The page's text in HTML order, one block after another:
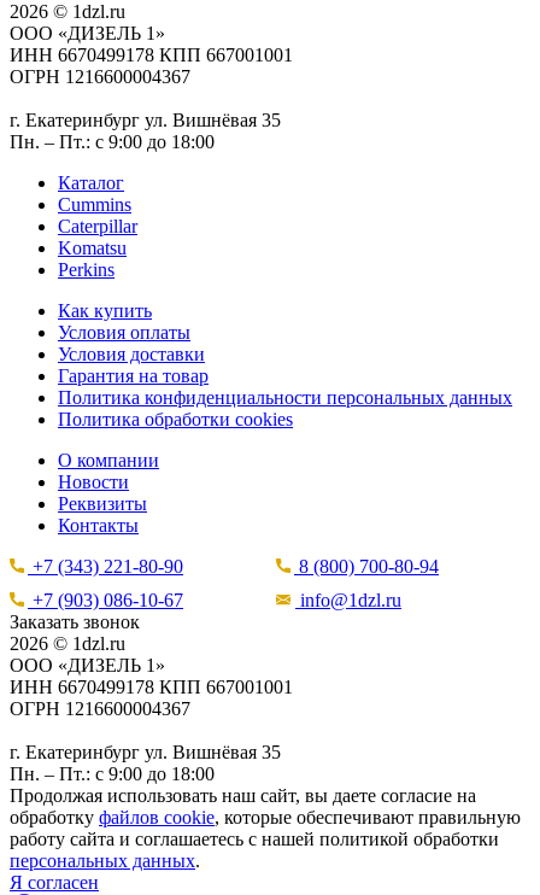
2026 © 1dzl.ru
ООО «ДИЗЕЛЬ 1»
ИНН 6670499178 КПП 667001001
ОГРН 1216600004367
г. Екатеринбург ул. Вишнёвая 35
Пн. – Пт.: с 9:00 до 18:00
Каталог
Cummins
Caterpillar
Komatsu
Perkins
Как купить
Условия оплаты
Условия доставки
Гарантия на товар
Политика конфиденциальности персональных данных
Политика обработки cookies
О компании
Новости
Реквизиты
Контакты
+7 (343) 221-80-90
8 (800) 700-80-94
+7 (903) 086-10-67
info@1dzl.ru
Заказать звонок
2026 © 1dzl.ru
ООО «ДИЗЕЛЬ 1»
ИНН 6670499178 КПП 667001001
ОГРН 1216600004367
г. Екатеринбург ул. Вишнёвая 35
Пн. – Пт.: с 9:00 до 18:00
Продолжая использовать наш сайт, вы даете согласие на
обработку файлов cookie, которые обеспечивают правильную
работу сайта и соглашаетесь с нашей политикой обработки
персональных данных.
Я согласен